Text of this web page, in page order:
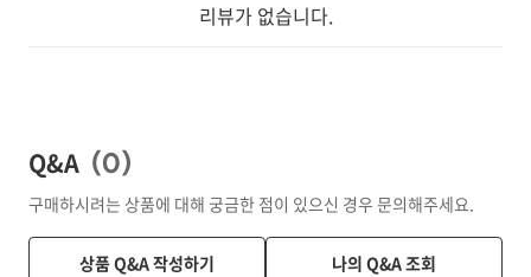
리뷰가 없습니다.
Q&A (0)
구매하시려는 상품에 대해 궁금한 점이 있으신 경우 문의해주세요.
상품 Q&A 작성하기 나의 Q&A 조회